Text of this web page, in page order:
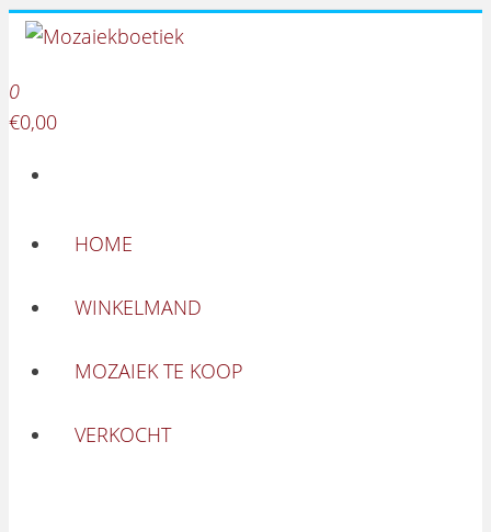
Ga naar de inhoud Mozaiekboetiek
0
€0,00
HOME
WINKELMAND
MOZAIEK TE KOOP
VERKOCHT